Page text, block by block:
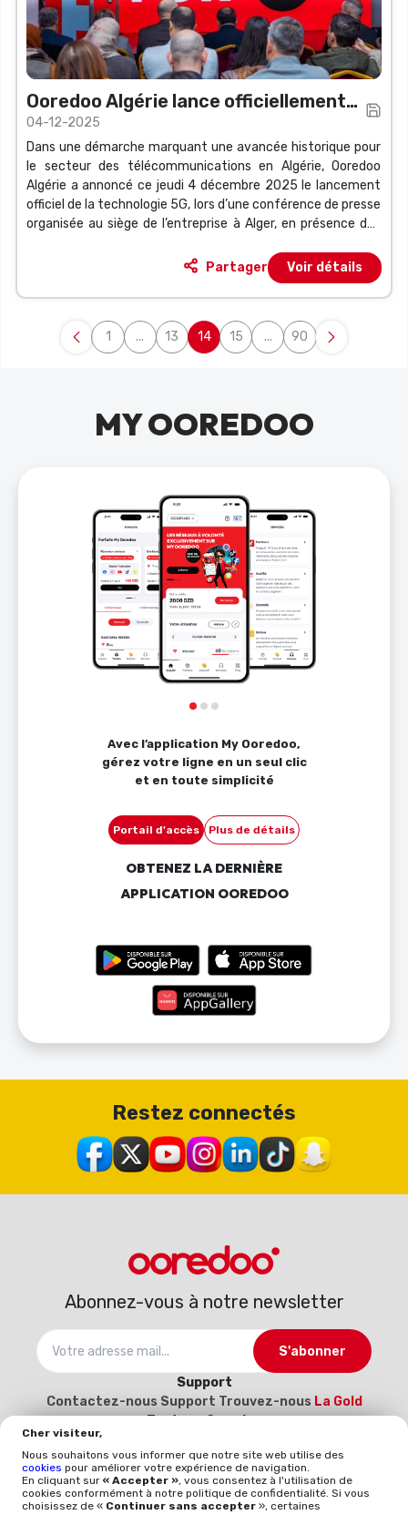
Cher visiteur,
Nous souhaitons vous informer que notre site web utilise des
cookies pour améliorer votre expérience de navigation.
En cliquant sur « Accepter », vous consentez à l'utilisation de
cookies conformément à notre politique de confidentialité. Si vous
choisissez de « Continuer sans accepter », certaines
Ooredoo Algérie lance officiellement
la technologie 5G
04-12-2025
Dans une démarche marquant une avancée historique pour
le secteur des télécommunications en Algérie, Ooredoo
Algérie a annoncé ce jeudi 4 décembre 2025 le lancement
officiel de la technologie 5G, lors d’une conférence de presse
organisée au siège de l’entreprise à Alger, en présence des
Partager Voir détails
Page
1 ...Pages intermédiaires Utilisez TAB pour
Page
13 Page
14 Page
15 ...Pages intermédiaires
Page
90
MY OOREDOO
Avec l’application My Ooredoo,
gérez votre ligne en un seul clic
et en toute simplicité
Portail d'accès Plus de détails
OBTENEZ LA DERNIÈRE
APPLICATION OOREDOO
Restez connectés
Abonnez-vous à notre newsletter
S'abonner
Support
Contactez-nous Support Trouvez-nous La Gold
Tout sur Ooredoo
À propos
2025-2026 Devenez notre fournisseur (Inscrivez-
vous ici)
Politique et qualité